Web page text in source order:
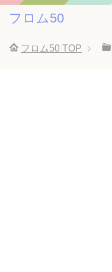
フロム50
フロム50 TOP